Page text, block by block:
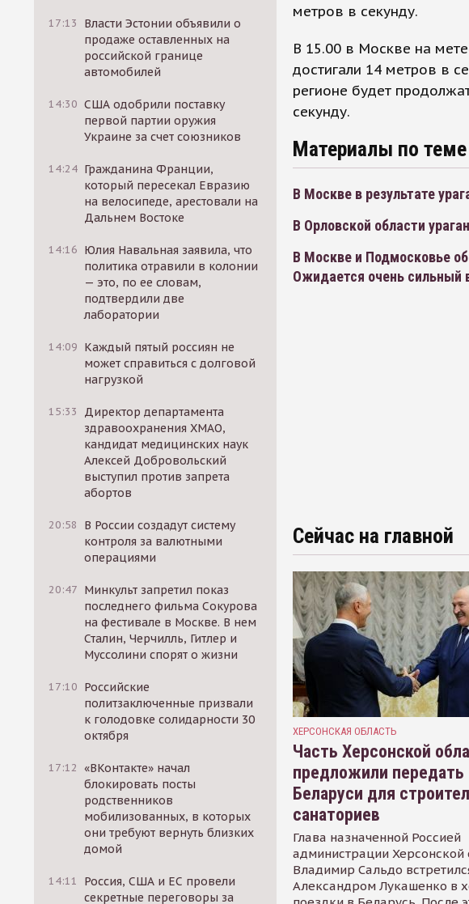
17:13
Власти Эстонии объявили о
продаже оставленных на
российской границе
автомобилей
14:30 США одобрили поставку
первой партии оружия
Украине за счет союзников
14:24 Гражданина Франции,
который пересекал Евразию
на велосипеде, арестовали на
Дальнем Востоке
14:16 Юлия Навальная заявила, что
политика отравили в колонии
— это, по ее словам,
подтвердили две
лаборатории
14:09 Каждый пятый россиян не
может справиться с долговой
нагрузкой
15:33
Директор департамента
здравоохранения ХМАО,
кандидат медицинских наук
Алексей Добровольский
выступил против запрета
абортов
20:58
В России создадут систему
контроля за валютными
операциями
20:47 Минкульт запретил показ
последнего фильма Сокурова
на фестивале в Москве. В нем
Сталин, Черчилль, Гитлер и
Муссолини спорят о жизни
17:10 Российские
политзаключенные призвали
к голодовке солидарности 30
октября
17:12 «ВКонтакте» начал
блокировать посты
родственников
мобилизованных, в которых
они требуют вернуть близких
домой
14:11
Россия, США и ЕС провели
секретные переговоры за
метров в секунду.
В 15.00 в Москве на
достигали 14 метров в
регионе будет
секунду.
Материалы по теме
В Москве в результате
В Орловской области
В Москве и Подмосковье
Ожидается очень сильный
Сейчас на главной
ХЕРСОНСКАЯ ОБЛАСТЬ
Часть Херсонской
предложили передать
Беларуси для
санаториев
Глава назначенной Россией
администрации Херсонской
Владимир Сальдо
Александром Лукашенко в